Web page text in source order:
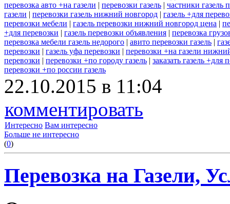
перевозка авто +на газели | перевозки газель | частники газель
газели | перевозки газель нижний новгород | газель +для
перевозки мебели | газель перевозки нижний новгород цена |
+для перевозки | газель перевозки объявления | перевозка
перевозка мебели газель недорого | авито перевозки газель |
перевозки | газель уфа перевозки | перевозки +на газели
перевозки | перевозки +по городу газель | заказать газель +для
перевозки +по россии газель
22.10.2015 в 11:04
комментировать
Интересно Вам интересно
Больше не интересно
(0)
Перевозка на Газели,